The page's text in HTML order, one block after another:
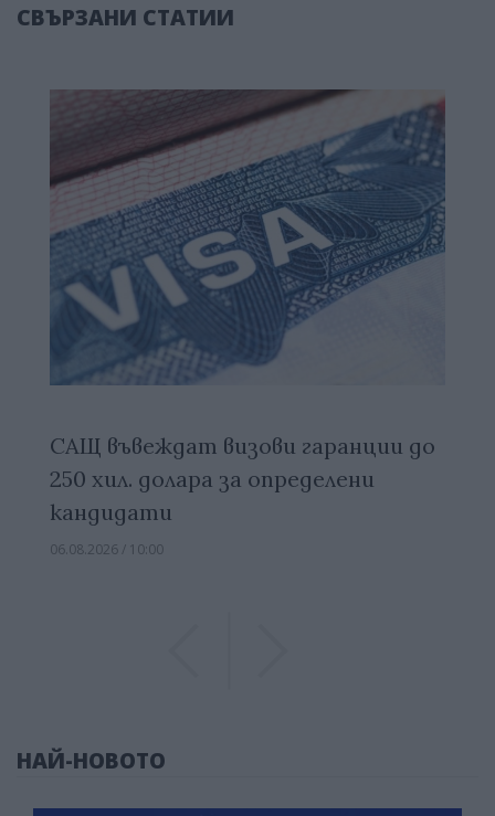
СВЪРЗАНИ СТАТИИ
САЩ въвеждат визови гаранции до
250 хил. долара за определени
кандидати
06.08.2026 / 10:00
НАЙ-НОВОТО